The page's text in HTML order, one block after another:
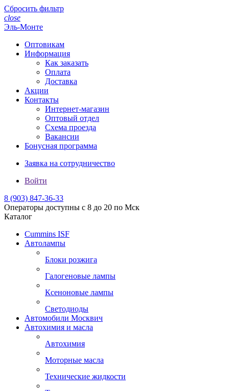
Сбросить фильтр
close
Эль-Монте
Оптовикам
Информация
Как заказать
Оплата
Доставка
Акции
Контакты
Интернет-магазин
Оптовый отдел
Схема проезда
Вакансии
Бонусная программа
Заявка на сотрудничество
Войти
8 (903) 847-36-33
Операторы доступны с 8 до 20 по Мск
Каталог
Cummins ISF
Автолампы
Блоки розжига
Галогеновые лампы
Ксеноновые лампы
Светодиоды
Автомобили Москвич
Автохимия и масла
Автохимия
Моторные масла
Технические жидкости